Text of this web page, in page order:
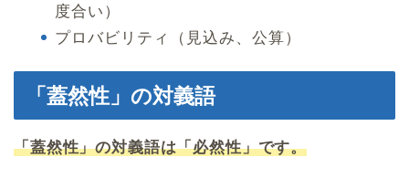
度合い）
プロバビリティ（見込み、公算）
「蓋然性」の対義語
「蓋然性」の対義語は「必然性」です。